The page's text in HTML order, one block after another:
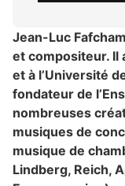
Jean-Luc
et compositeur. Il
et à l’Université
fondateur de
nombreuses
musiques de
musique de
Lindberg, Reich,